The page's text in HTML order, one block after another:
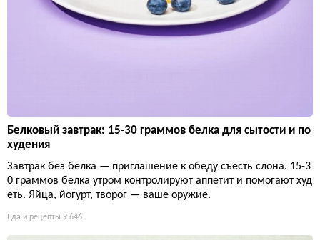
Белковый завтрак: 15-30 граммов белка для сытости и по
худения
Завтрак без белка — приглашение к обеду съесть слона. 15-3
0 граммов белка утром контролируют аппетит и помогают худ
еть. Яйца, йогурт, творог — ваше оружие.
Еда и рецепты 9 646